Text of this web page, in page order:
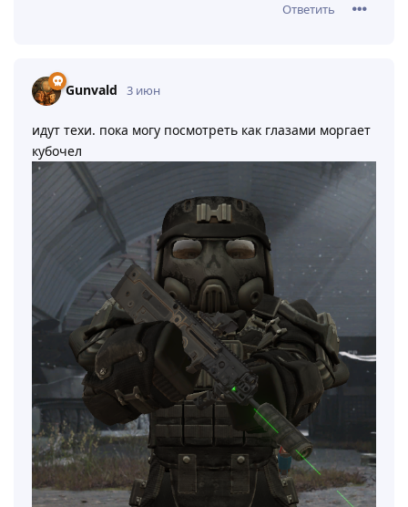
Ответить
Gunvald 3 июн
идут техи. пока могу посмотреть как глазами моргает
кубочел